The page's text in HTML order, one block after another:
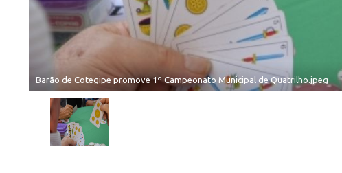
Barão de Cotegipe promove 1º Campeonato Municipal de Quatrilho.jpeg